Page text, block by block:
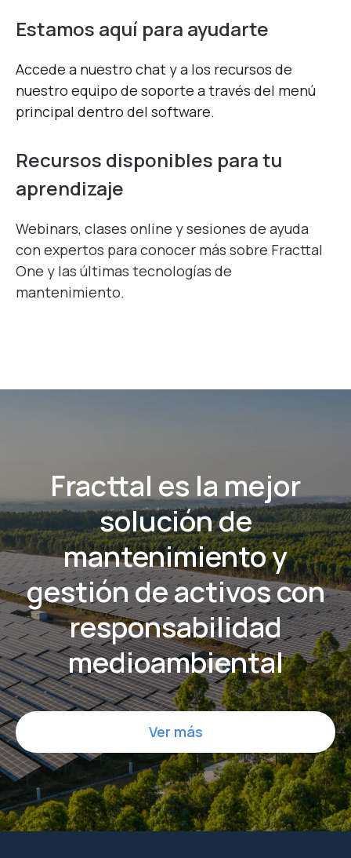
Estamos aquí para ayudarte
Accede a nuestro chat y a los recursos de
nuestro equipo de soporte a través del menú
principal dentro del software.
Recursos disponibles para tu
aprendizaje
Webinars, clases online y sesiones de ayuda
con expertos para conocer más sobre Fracttal
One y las últimas tecnologías de
mantenimiento.
Fracttal es la mejor
solución de
mantenimiento y
gestión de activos con
responsabilidad
medioambiental
Ver más